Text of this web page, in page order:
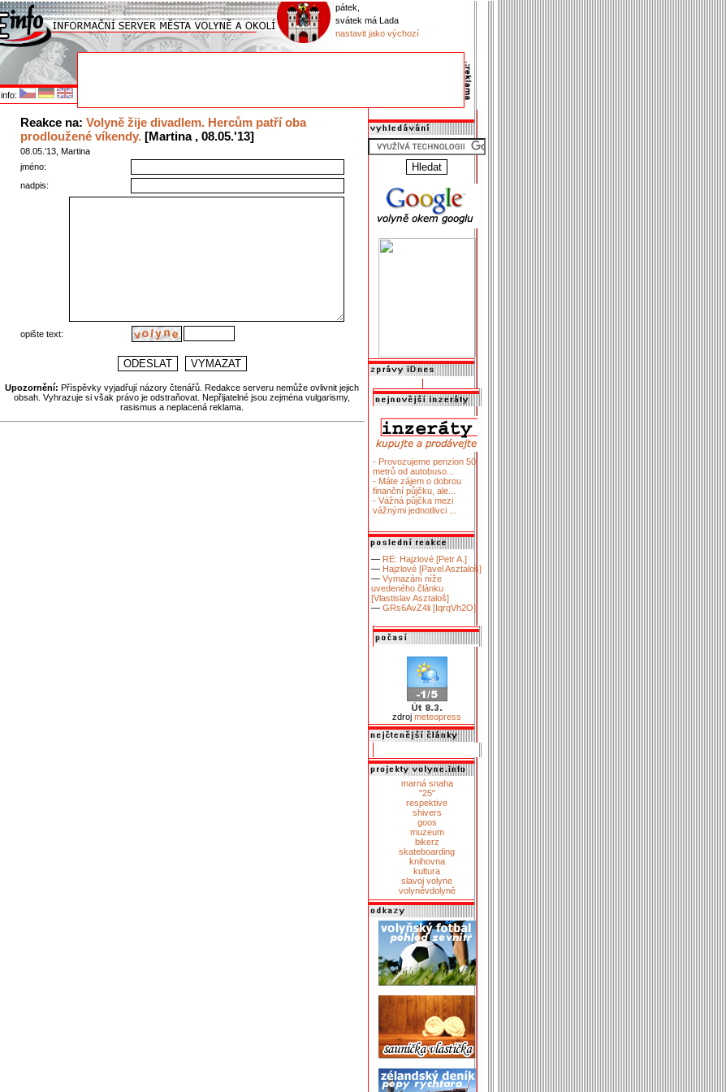
pátek,
svátek má Lada
nastavit jako výchozí
info:
Reakce na: Volyně žije divadlem. Hercům patří oba
prodloužené víkendy.[Martina , 08.05.'13]
08.05.'13, Martina
jméno:
nadpis:
opište text:
Upozornění: Příspěvky vyjadřují názory čtenářů. Redakce serveru nemůže ovlivnit jejich
obsah. Vyhrazuje si však právo je odstraňovat. Nepřijatelné jsou zejména vulgarismy,
rasismus a neplacená reklama.
- Provozujeme penzion 50
metrů od autobuso...
- Máte zájem o dobrou
finanční půjčku, ale...
- Vážná půjčka mezi
vážnými jednotlivci ...
— RE: Hajzlové [Petr A.]
— Hajzlové [Pavel Asztaloš]
— Vymazání níže
uvedeného článku
[Vlastislav Asztaloš]
— GRs6AvZ4li [IqrqVh2O]
zdroj meteopress
marná snaha
"25"
respektive
shivers
goos
muzeum
bikerz
skateboarding
knihovna
kultura
slavoj volyne
volyněvdolyně